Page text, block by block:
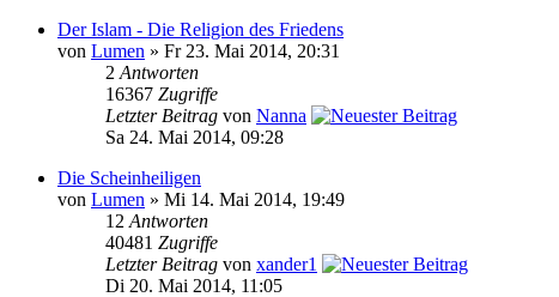
Der Islam - Die Religion des Friedens
von Lumen » Fr 23. Mai 2014, 20:31
2 Antworten
16367 Zugriffe
Letzter Beitrag von Nanna
Sa 24. Mai 2014, 09:28
Die Scheinheiligen
von Lumen » Mi 14. Mai 2014, 19:49
12 Antworten
40481 Zugriffe
Letzter Beitrag von xander1
Di 20. Mai 2014, 11:05